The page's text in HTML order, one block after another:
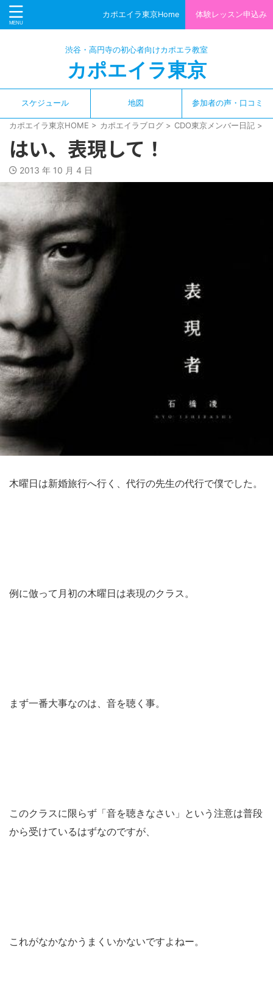
カポエイラ東京Home 体験レッスン申込み
渋谷・高円寺の初心者向けカポエラ教室
カポエイラ東京
スケジュール 地図 参加者の声・口コミ
カポエイラ東京HOME > カポエイラブログ > CDO東京メンバー日記 >
はい、表現して！
2013 年 10 月 4 日
木曜日は新婚旅行へ行く、代行の先生の代行で僕でした。
例に倣って月初の木曜日は表現のクラス。
まず一番大事なのは、音を聴く事。
このクラスに限らず「音を聴きなさい」という注意は普段
から受けているはずなのですが、
これがなかなかうまくいかないですよねー。